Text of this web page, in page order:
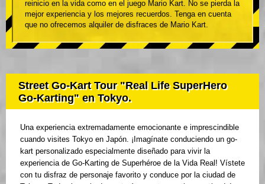
reinicio en la vida como en el juego Mario Kart. No se pierda la
mejor experiencia y los mejores recuerdos. Tenga en cuenta
que no ofrecemos alquiler de disfraces de Mario Kart.
Street Go-Kart Tour "Real Life SuperHero
Go-Karting" en Tokyo.
Una experiencia extremadamente emocionante e imprescindible
cuando visites Tokyo en Japón. ¡Imagínate conduciendo un go-
kart personalizado especialmente diseñado para vivir la
experiencia de Go-Karting de Superhéroe de la Vida Real! Vístete
con tu disfraz de personaje favorito y conduce por la ciudad de